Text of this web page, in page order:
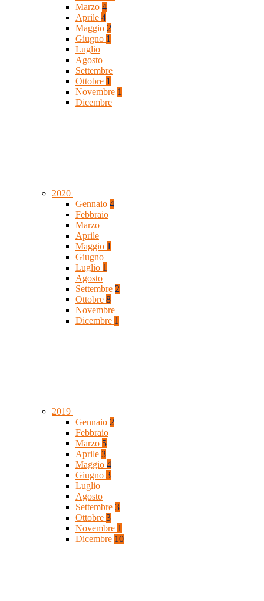
Marzo 4
Aprile 4
Maggio 2
Giugno 1
Luglio
Agosto
Settembre
Ottobre 1
Novembre 1
Dicembre
2020
Gennaio 4
Febbraio
Marzo
Aprile
Maggio 1
Giugno
Luglio 1
Agosto
Settembre 2
Ottobre 8
Novembre
Dicembre 1
2019
Gennaio 2
Febbraio
Marzo 5
Aprile 3
Maggio 4
Giugno 3
Luglio
Agosto
Settembre 3
Ottobre 3
Novembre 1
Dicembre 10